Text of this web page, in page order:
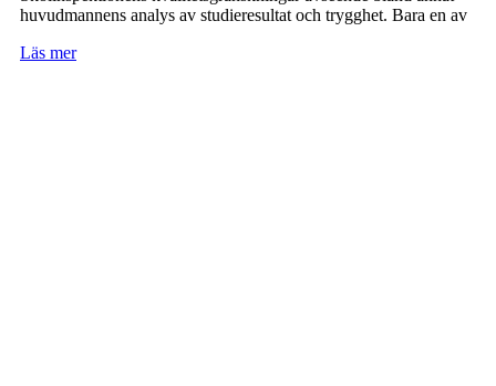
huvudmannens analys av studieresultat och trygghet. Bara en av
Läs mer